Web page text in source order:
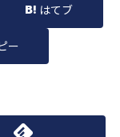
はてブ
ー